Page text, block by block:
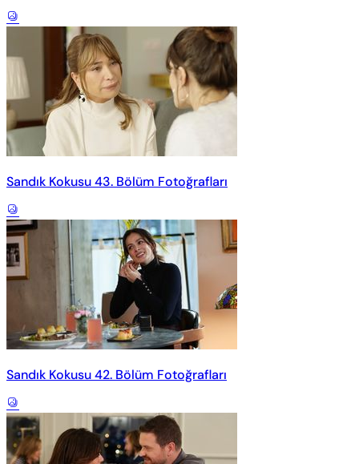
Sandık Kokusu 43. Bölüm Fotoğrafları
Sandık Kokusu 42. Bölüm Fotoğrafları